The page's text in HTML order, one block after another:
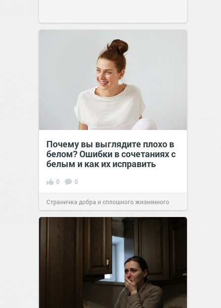
Почему вы выглядите плохо в
белом? Ошибки в сочетаниях с
белым и как их исправить
0 0
Страничка добра и сплошного жизненного
позитива!00:29Сегодня